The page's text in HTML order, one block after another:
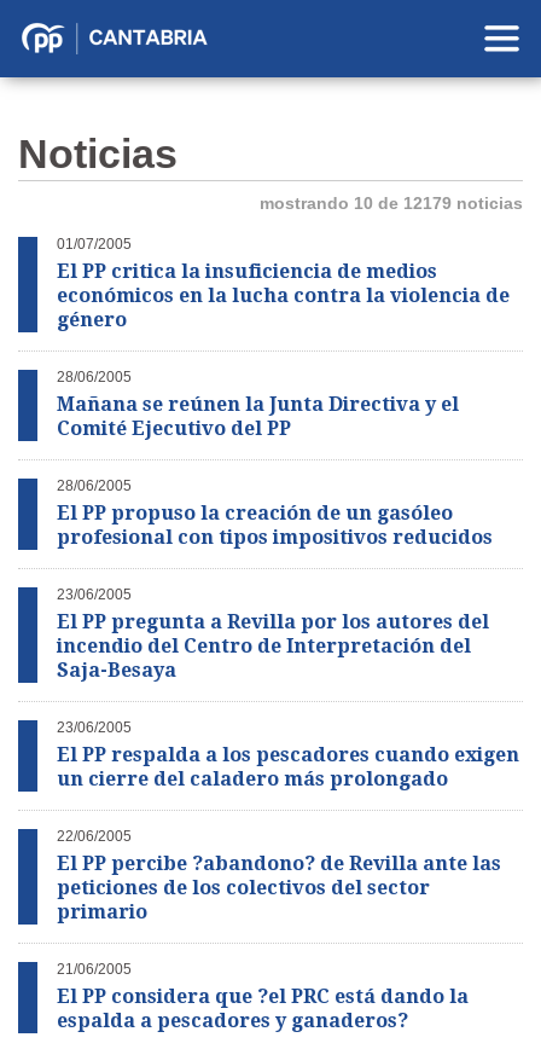
Partido
Cantabria
Noticias
mostrando 10 de 12179 noticias
01/07/2005
El PP critica la insuficiencia de medios
económicos en la lucha contra la violencia de
género
28/06/2005
Mañana se reúnen la Junta Directiva y el
Comité Ejecutivo del PP
28/06/2005
El PP propuso la creación de un gasóleo
profesional con tipos impositivos reducidos
23/06/2005
El PP pregunta a Revilla por los autores del
incendio del Centro de Interpretación del
Saja-Besaya
23/06/2005
El PP respalda a los pescadores cuando exigen
un cierre del caladero más prolongado
22/06/2005
El PP percibe ?abandono? de Revilla ante las
peticiones de los colectivos del sector
primario
21/06/2005
El PP considera que ?el PRC está dando la
espalda a pescadores y ganaderos?